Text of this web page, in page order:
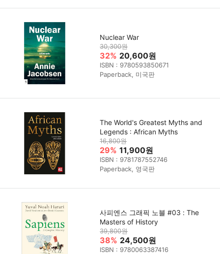
Nuclear War
30,300원
32% 20,600원
ISBN : 9780593850671
Paperback, 미국판
The World's Greatest Myths and
Legends : African Myths
16,800원
29% 11,900원
ISBN : 9781787552746
Paperback, 영국판
사피엔스 그래픽 노블 #03 : The
Masters of History
39,800원
38% 24,500원
ISBN : 9780063387416